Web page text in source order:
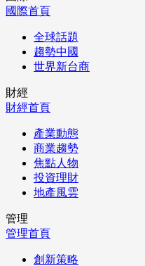
國際首頁
全球話題
趨勢中國
世界新台商
財經
財經首頁
產業動態
商業趨勢
焦點人物
投資理財
地產風雲
管理
管理首頁
創新策略